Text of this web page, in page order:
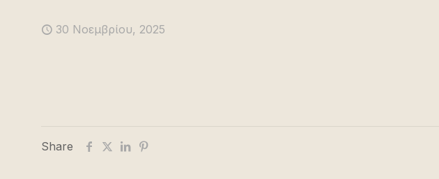
30 Νοεμβρίου, 2025
Share